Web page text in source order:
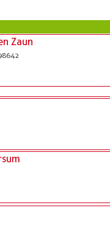
Zaun